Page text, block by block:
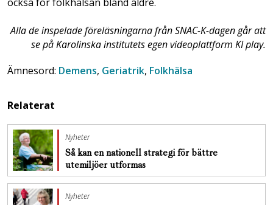
Alla de inspelade föreläsningarna från SNAC-K-dagen går att
se på Karolinska institutets egen videoplattform KI play.
Ämnesord: Demens, Geriatrik, Folkhälsa
Relaterat
Nyheter
Så kan en nationell strategi för bättre
utemiljöer utformas
Nyheter